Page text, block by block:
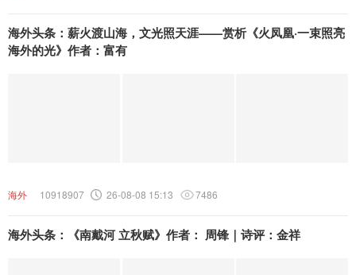
海外头条：薪火渡山海，文光照天涯——赏析《火凤凰·一束照亮
海外的光》作者：富有
海外 10918907 26-08-08 15:13 7486
海外头条：《南戴河 立秋赋》作者： 周锋｜诗评：金祥